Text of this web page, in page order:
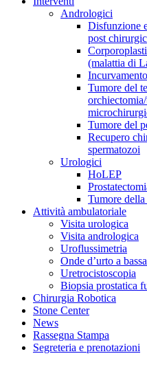
Andrologici
Disfunzione
post
(malattia di
Tumore del
Tumore del
Recupero
spermatozoi
Urologici
HoLEP
Tumore della
Attività ambulatoriale
Visita urologica
Visita andrologica
Uroflussimetria
Onde d’urto a
Uretrocistoscopia
Biopsia prostatica
Chirurgia Robotica
Stone Center
News
Rassegna Stampa
Segreteria e prenotazioni